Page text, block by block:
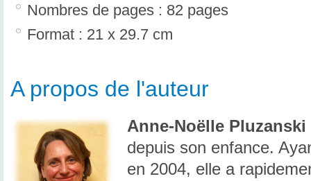
Nombres de pages : 82 pages
Format : 21 x 29.7 cm
A propos de l'auteur
Anne-Noëlle Pluzanski
depuis son enfance.
en 2004, elle a